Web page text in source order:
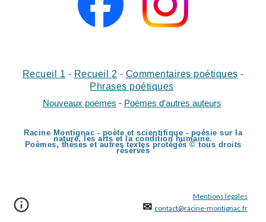
Recueil 1 - Recueil 2 - Commentaires poétiques -
Phrases poétiques
Nouveaux poèmes - Poèmes d'autres auteurs
Racine Montignac - poète et scientifique - poésie sur la
nature, les arts et la condition humaine.
Poèmes, thèses et autres textes protégés © tous droits
réservés
Mentions légales
✉ contact@racine-montignac.fr